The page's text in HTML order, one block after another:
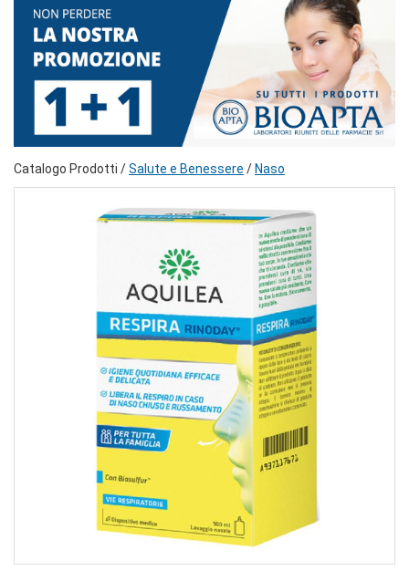
Catalogo Prodotti /Salute e Benessere /Naso